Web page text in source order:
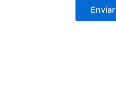
Enviar